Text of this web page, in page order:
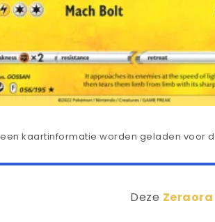
kaartinformatie worden geladen voor
Deze